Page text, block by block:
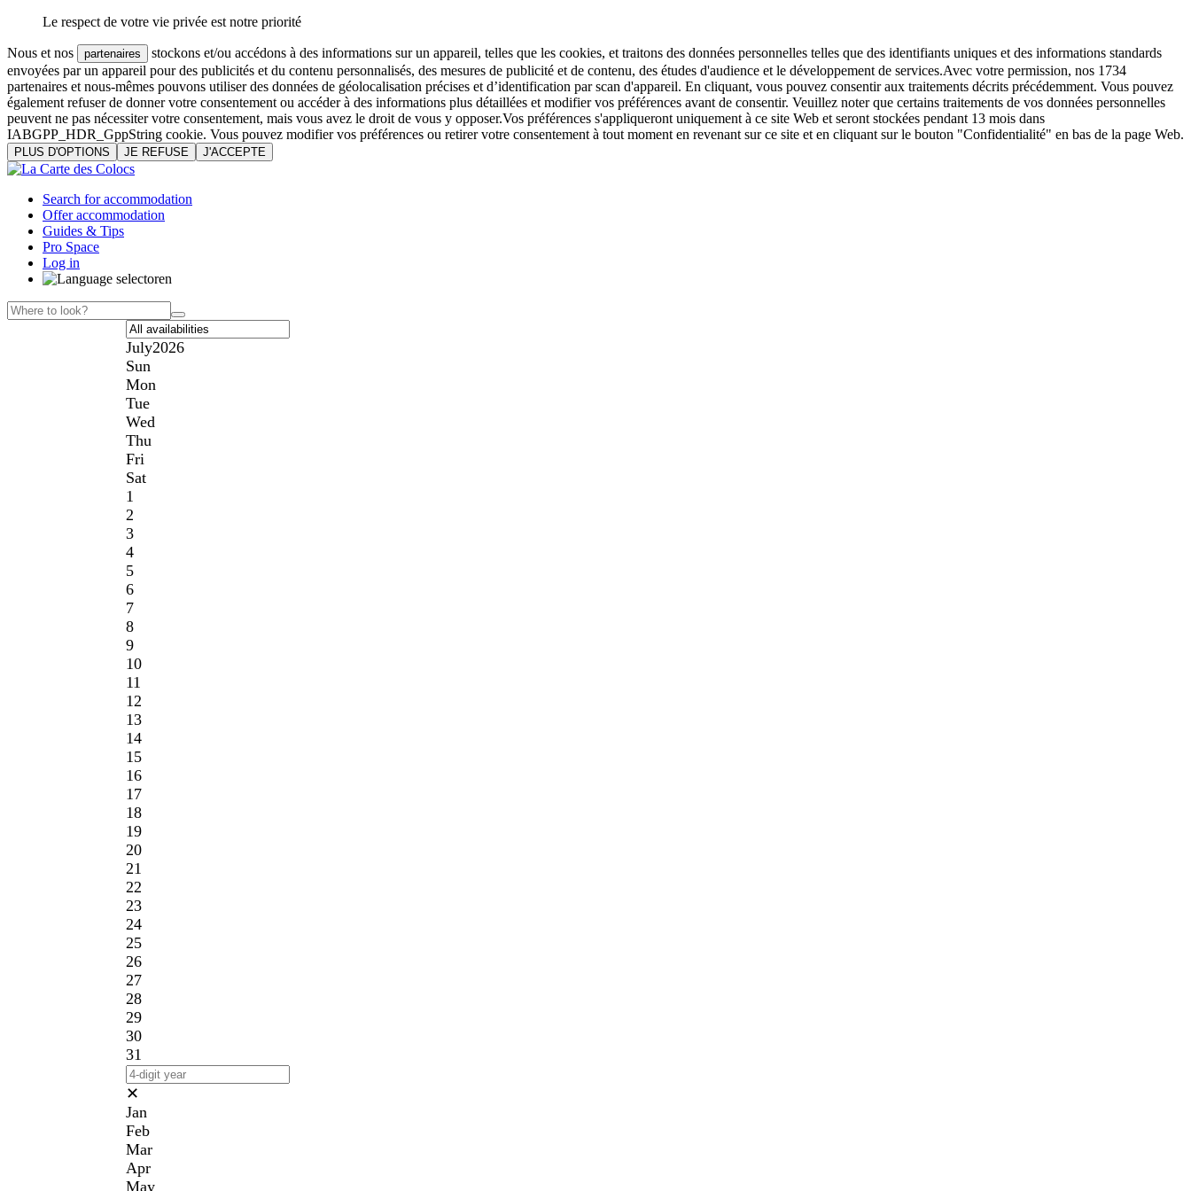
Le respect de votre vie privée est notre priorité
Nous et nos partenaires
stockons et/ou accédons à des informations sur un appareil, telles que les cookies, et traitons des données personnelles telles que des identifiants uniques et des informations standards
envoyées par un appareil pour des publicités et du contenu personnalisés, des mesures de publicité et de contenu, des études d'audience et le développement de services.Avec votre permission, nos 1734
partenaires et nous-mêmes pouvons utiliser des données de géolocalisation précises et d’identification par scan d'appareil. En cliquant, vous pouvez consentir aux traitements décrits précédemment. Vous pouvez
également refuser de donner votre consentement ou accéder à des informations plus détaillées et modifier vos préférences avant de consentir. Veuillez noter que certains traitements de vos données personnelles
peuvent ne pas nécessiter votre consentement, mais vous avez le droit de vous y opposer.Vos préférences s'appliqueront uniquement à ce site Web et seront stockées pendant 13 mois dans
IABGPP_HDR_GppString cookie. Vous pouvez modifier vos préférences ou retirer votre consentement à tout moment en revenant sur ce site et en cliquant sur le bouton "Confidentialité" en bas de la page Web.
PLUS D'OPTIONS JE REFUSE J'ACCEPTE
Search for accommodation
Offer accommodation
Guides & Tips
Pro Space
Log in
en
July2026
Sun
Mon
Tue
Wed
Thu
Fri
Sat
1
2
3
4
5
6
7
8
9
10
11
12
13
14
15
16
17
18
19
20
21
22
23
24
25
26
27
28
29
30
31
✕
Jan
Feb
Mar
Apr
May